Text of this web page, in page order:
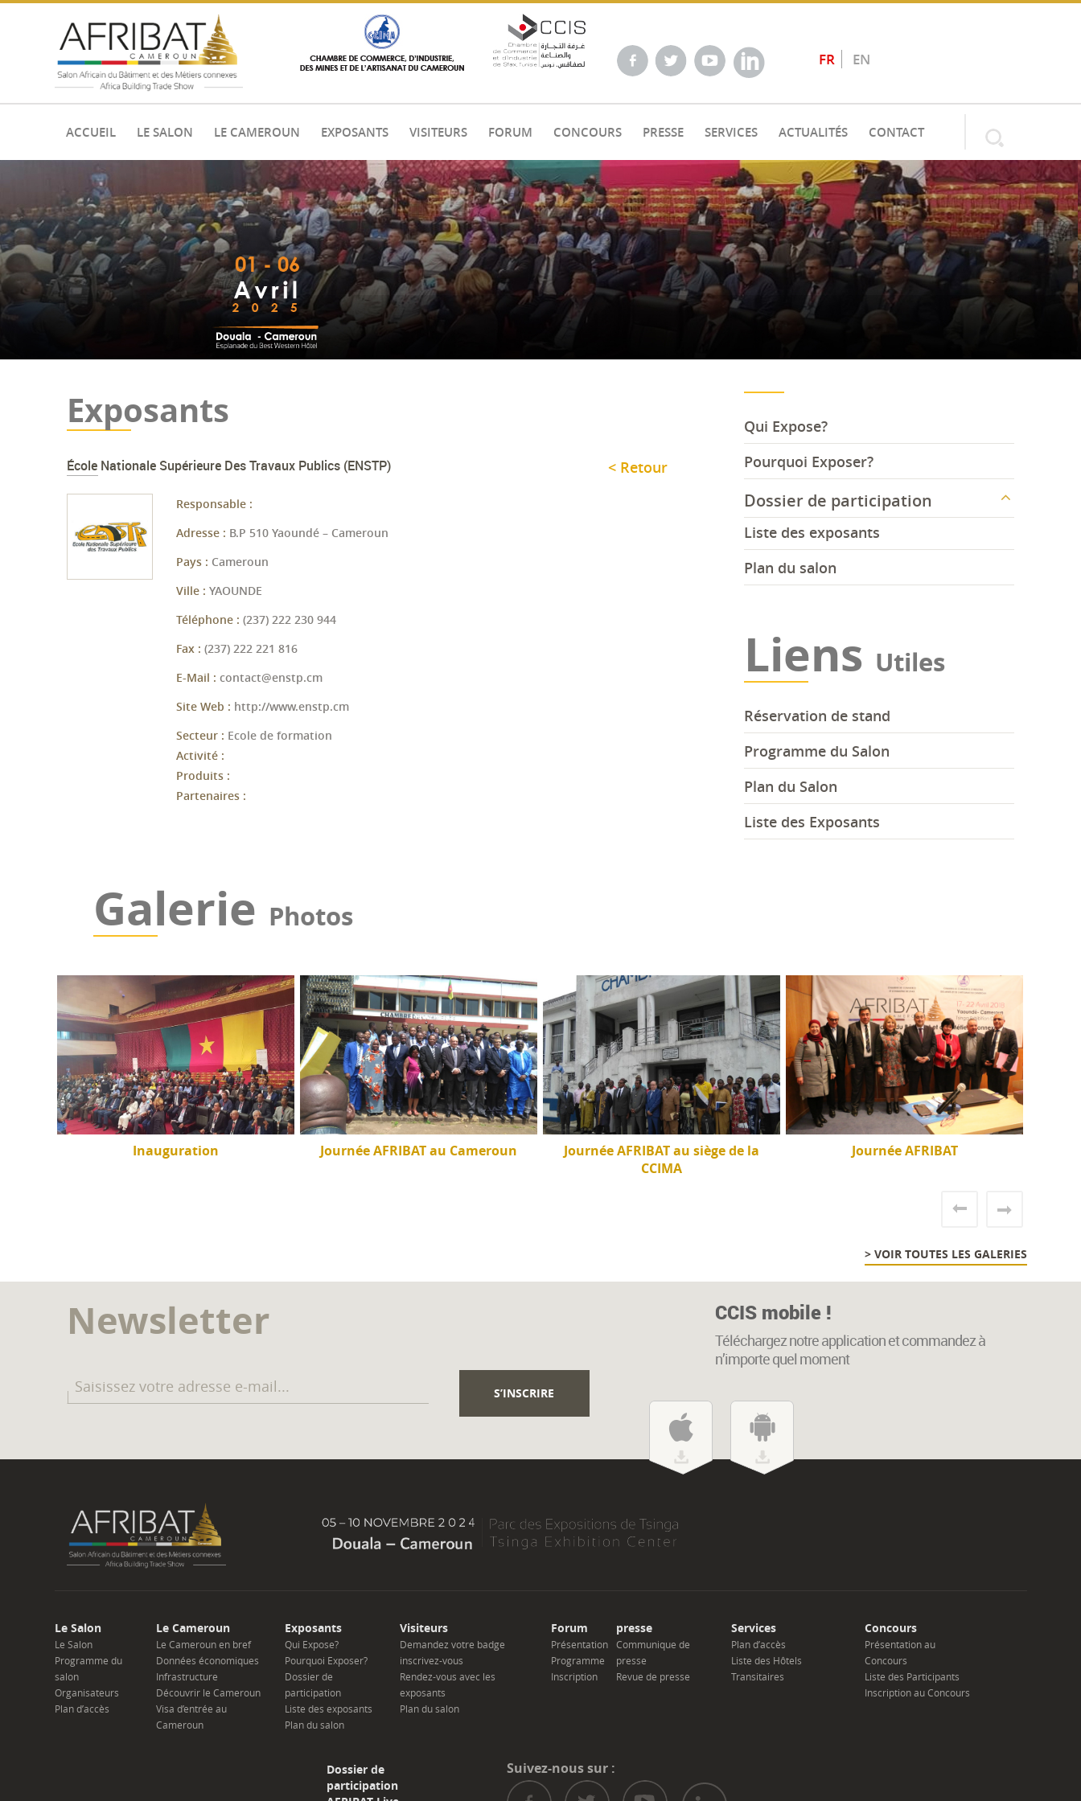
FR EN
ACCUEIL LE SALON LE CAMEROUN EXPOSANTS VISITEURS FORUM CONCOURS PRESSE SERVICES ACTUALITÉS CONTACT
Exposants
< Retour
École Nationale Supérieure Des Travaux Publics (ENSTP)
Responsable :
Adresse : B.P 510 Yaoundé – Cameroun
Pays : Cameroun
Ville : YAOUNDE
Téléphone : (237) 222 230 944
Fax : (237) 222 221 816
E-Mail : contact@enstp.cm
Site Web : http://www.enstp.cm
Secteur : Ecole de formation
Activité :
Produits :
Partenaires :
Qui Expose?
Pourquoi Exposer?
Dossier de participation
Liste des exposants
Plan du salon
Liens Utiles
Réservation de stand
Programme du Salon
Plan du Salon
Liste des Exposants
Galerie Photos
Inauguration Journée AFRIBAT au Cameroun
Journée AFRIBAT au siège de la
CCIMA
Journée AFRIBAT
> VOIR TOUTES LES GALERIES
Newsletter CCIS mobile !
Téléchargez notre application et commandez à
n’importe quel moment
Le Salon
Le Salon
Programme du
salon
Organisateurs
Plan d’accès
Le Cameroun
Le Cameroun en bref
Données économiques
Infrastructure
Découvrir le Cameroun
Visa d’entrée au
Cameroun
Exposants
Qui Expose?
Pourquoi Exposer?
Dossier de
participation
Liste des exposants
Plan du salon
Visiteurs
Demandez votre badge
inscrivez-vous
Rendez-vous avec les
exposants
Plan du salon
Forum
Présentation
Programme
Inscription
presse
Communique de
presse
Revue de presse
Services
Plan d’accès
Liste des Hôtels
Transitaires
Concours
Présentation au
Concours
Liste des Participants
Inscription au Concours
Dossier de
participation
Suivez-nous sur :